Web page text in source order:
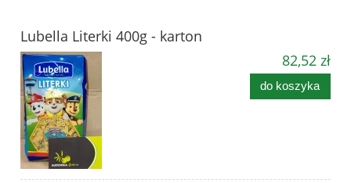
Lubella Literki 400g - karton
82,52 zł
do koszyka